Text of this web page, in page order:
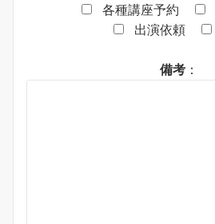
各種講座予約
出演依頼
備考 ：